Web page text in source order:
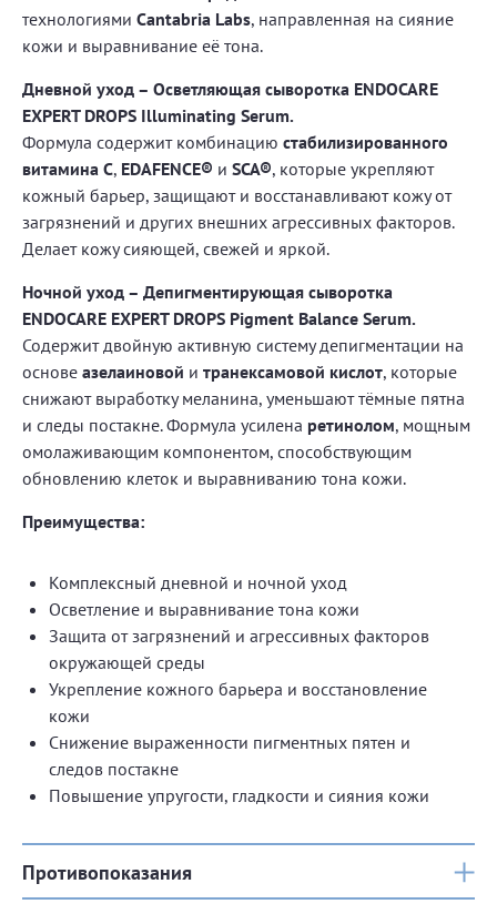
технологиями Cantabria Labs, направленная на сияние
кожи и выравнивание её тона.
Дневной уход – Осветляющая сыворотка ENDOCARE
EXPERT DROPS Illuminating Serum.
Формула содержит комбинацию стабилизированного
витамина C, EDAFENCE® и SCA®, которые укрепляют
кожный барьер, защищают и восстанавливают кожу от
загрязнений и других внешних агрессивных факторов.
Делает кожу сияющей, свежей и яркой.
Ночной уход – Депигментирующая сыворотка
ENDOCARE EXPERT DROPS Pigment Balance Serum.
Содержит двойную активную систему депигментации на
основе азелаиновой и транексамовой кислот, которые
снижают выработку меланина, уменьшают тёмные пятна
и следы постакне. Формула усилена ретинолом, мощным
омолаживающим компонентом, способствующим
обновлению клеток и выравниванию тона кожи.
Преимущества:
Комплексный дневной и ночной уход
Осветление и выравнивание тона кожи
Защита от загрязнений и агрессивных факторов
окружающей среды
Укрепление кожного барьера и восстановление
кожи
Снижение выраженности пигментных пятен и
следов постакне
Повышение упругости, гладкости и сияния кожи
Противопоказания